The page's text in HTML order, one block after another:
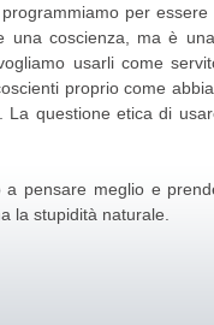
per
una coscienza, ma è
usarli come
proprio come
questione etica di
pensare meglio e
la stupidità naturale.